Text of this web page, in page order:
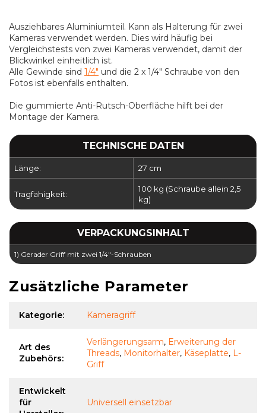
Ausziehbares Aluminiumteil. Kann als Halterung für zwei
Kameras verwendet werden. Dies wird häufig bei
Vergleichstests von zwei Kameras verwendet, damit der
Blickwinkel einheitlich ist.
Alle Gewinde sind 1/4" und die 2 x 1/4" Schraube von den
Fotos ist ebenfalls enthalten.
Die gummierte Anti-Rutsch-Oberfläche hilft bei der
Montage der Kamera.
TECHNISCHE DATEN
Länge: 27 cm
Tragfähigkeit:
100 kg (Schraube allein 2,5
kg)
VERPACKUNGSINHALT
1) Gerader Griff mit zwei 1/4"-Schrauben
Zusätzliche Parameter
Kategorie: Kameragriff
Art des
Zubehörs:
Verlängerungsarm, Erweiterung der
Threads, Monitorhalter, Käseplatte, L-
Griff
Entwickelt
für
Universell einsetzbar